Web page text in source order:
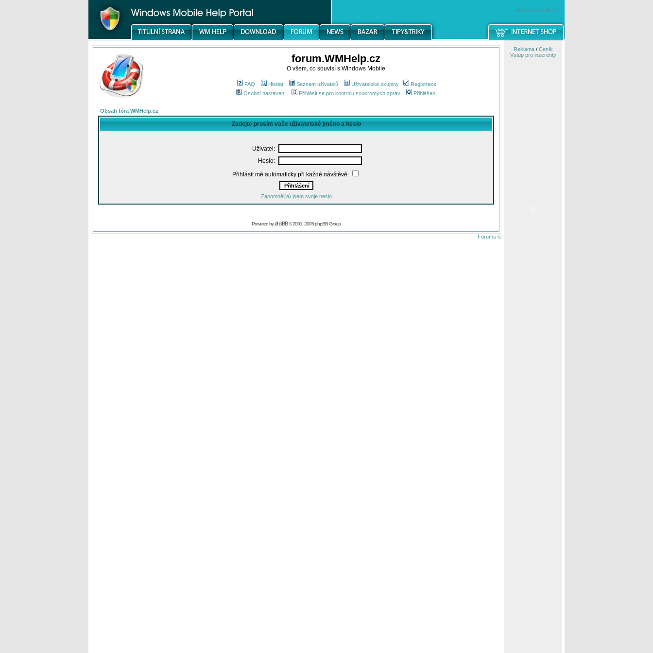
windowsmobile.cz
forum.WMHelp.cz
O všem, co souvisí s Windows Mobile
FAQ Hledat Seznam uživatelů Uživatelské skupiny
Registrace
Osobní nastavení
Přihlásit se pro kontrolu soukromých zpráv Přihlášení
Obsah fóra WMHelp.cz
Zadejte prosím vaše uživatelské jméno a heslo
Uživatel:
Heslo:
Přihlásit mě automaticky při každé návštěvě:
Zapomněl(a) jsem svoje heslo
Powered byphpBB© 2001, 2005 phpBB Group
Forums ©
Reklama/ Ceník
Vstup pro inzerenty